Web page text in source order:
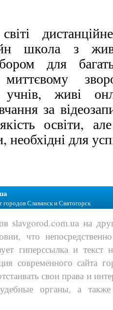
школа з
для
миттєвому
учнів, живі
за
освіти,
необхідні для
Славянск и Святогорск
slavgorod.com.ua на
что
гиперссылка и
современного сайта
свои права и
органы, а